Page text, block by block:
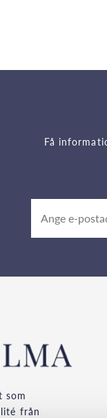
Få
som
från